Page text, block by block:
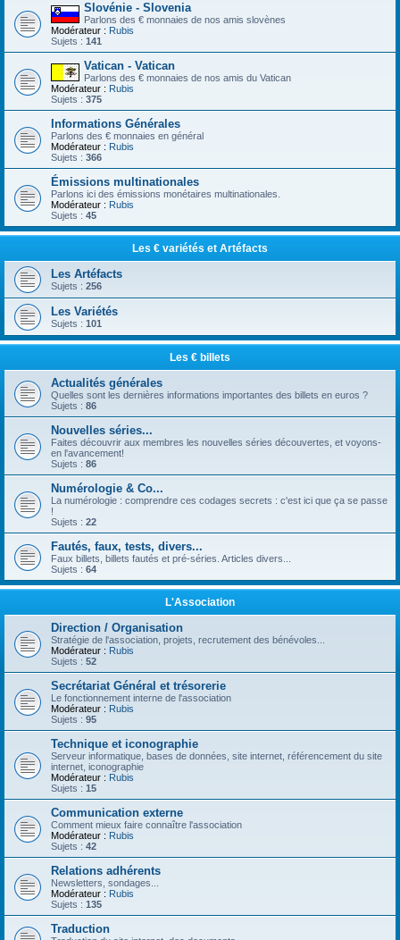
Slovénie - Slovenia
Parlons des € monnaies de nos amis slovènes
Modérateur : Rubis
Sujets : 141
Vatican - Vatican
Parlons des € monnaies de nos amis du Vatican
Modérateur : Rubis
Sujets : 375
Informations Générales
Parlons des € monnaies en général
Modérateur : Rubis
Sujets : 366
Émissions multinationales
Parlons ici des émissions monétaires multinationales.
Modérateur : Rubis
Sujets : 45
Les € variétés et Artéfacts
Les Artéfacts
Sujets : 256
Les Variétés
Sujets : 101
Les € billets
Actualités générales
Quelles sont les dernières informations importantes des billets en euros ?
Sujets : 86
Nouvelles séries...
Faites découvrir aux membres les nouvelles séries découvertes, et voyons-
en l'avancement!
Sujets : 86
Numérologie & Co...
La numérologie : comprendre ces codages secrets : c'est ici que ça se passe
!
Sujets : 22
Fautés, faux, tests, divers...
Faux billets, billets fautés et pré-séries. Articles divers...
Sujets : 64
L'Association
Direction / Organisation
Stratégie de l'association, projets, recrutement des bénévoles...
Modérateur : Rubis
Sujets : 52
Secrétariat Général et trésorerie
Le fonctionnement interne de l'association
Modérateur : Rubis
Sujets : 95
Technique et iconographie
Serveur informatique, bases de données, site internet, référencement du site
internet, iconographie
Modérateur : Rubis
Sujets : 15
Communication externe
Comment mieux faire connaître l'association
Modérateur : Rubis
Sujets : 42
Relations adhérents
Newsletters, sondages...
Modérateur : Rubis
Sujets : 135
Traduction